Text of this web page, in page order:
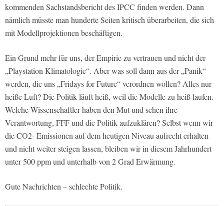
kommenden Sachstandsbericht des IPCC finden werden. Dann
nämlich müsste man hunderte Seiten kritisch überarbeiten, die sich
mit Modellprojektionen beschäftigen.
Ein Grund mehr für uns, der Empirie zu vertrauen und nicht der
„Playstation Klimatologie“. Aber was soll dann aus der „Panik“
werden, die uns „Fridays for Future“ verordnen wollen? Alles nur
heiße Luft? Die Politik läuft heiß, weil die Modelle zu heiß laufen.
Welche Wissenschaftler haben den Mut und sehen ihre
Verantwortung, FFF und die Politik aufzuklären? Selbst wenn wir
die CO2- Emissionen auf dem heutigen Niveau aufrecht erhalten
und nicht weiter steigen lassen, bleiben wir in diesem Jahrhundert
unter 500 ppm und unterhalb von 2 Grad Erwärmung.
Gute Nachrichten – schlechte Politik.